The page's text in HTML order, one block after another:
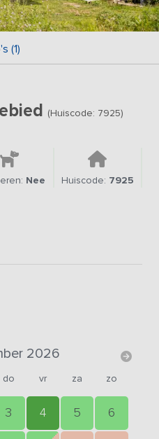
(1)
(Huiscode: 7925)
Nee Huiscode: 7925
2026
do vr za zo
3 4 5 6